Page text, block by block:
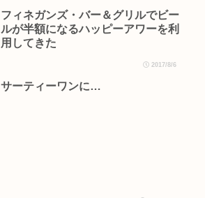
フィネガンズ・バー＆グリルでビー
ルが半額になるハッピーアワーを利
用してきた
2017/8/6
サーティーワンに…